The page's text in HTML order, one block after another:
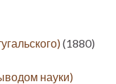
(1880)
науки)